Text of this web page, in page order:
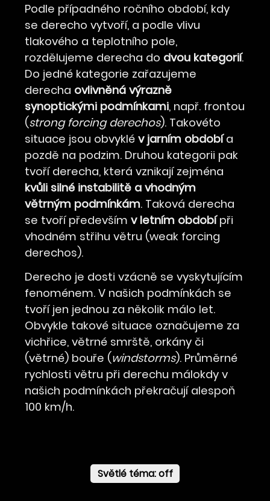
Podle případného ročního období, kdy
se derecho vytvoří, a podle vlivu
tlakového a teplotního pole,
rozdělujeme derecha do dvou kategorií.
Do jedné kategorie zařazujeme
derecha ovlivněná výrazně
synoptickými podmínkami, např. frontou
(strong forcing derechos). Takovéto
situace jsou obvyklév jarním obdobía
pozdě na podzim. Druhou kategorii pak
tvoří derecha, která vznikají zejména
kvůli silné instabilitě a vhodným
větrným podmínkám. Taková derecha
se tvoří předevšímv letním obdobípři
vhodném střihu větru (weak forcing
derechos).
Derecho je dosti vzácně se vyskytujícím
fenoménem. V našich podmínkách se
tvoří jen jednou za několik málo let.
Obvykle takové situace označujeme za
vichřice, větrné smrště, orkány či
(větrné) bouře (windstorms). Průměrné
rychlosti větru při derechu málokdy v
našich podmínkách překračují alespoň
100 km/h.
Světlé téma: